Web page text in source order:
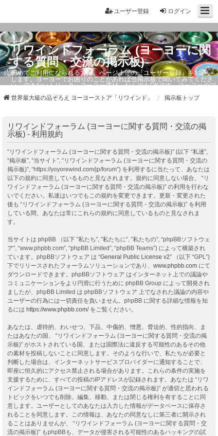
ログイン
ユーザー登録
リワインドフォーラム (ヨーヨーに関
する質問・交流の掲示板)
初めてご利用になられる方は、ページ上部の『ユーザー登録』をお願い
します。ヨーヨーでお困りのことがあれば当掲示板で聞いてみてくださ
い。できないトリック・ヨーヨー選び、なんでもOKです。ヨーヨーのプ
世界最大級の品ぞろえ ヨーヨーストア「リワインド」 掲示板トップ
リワインドフォーラム (ヨーヨーに関する質問・交流の掲
示板) - 利用規約
“リワインドフォーラム (ヨーヨーに関する質問・交流の掲示板)” (以下 “私達”,
“掲示板”, “当サイト”, “リワインドフォーラム (ヨーヨーに関する質問・交流の
掲示板)”, “https://yoyorewind.com/jp/forum”) を利用するに当たって、あなたは
以下の規約に同意しているものと見なされます。規約に同意しない場合、 “リ
ワインドフォーラム (ヨーヨーに関する質問・交流の掲示板)” の利用を行わな
いでください。私達はいつでもこの規約を変更できます。更新・変更された
後も “リワインドフォーラム (ヨーヨーに関する質問・交流の掲示板)” を利用
している間、あなたは常にこれらの規約に同意しているものと見なされま
す。
当サイトは phpBB （以下 ”私たち”, ”私たちに”, ”私たちの”, “phpBBソフトウェ
ア”, “www.phpbb.com”, “phpBB Limited”, “phpBB Teams”) によって構築され
ています。phpBBソフトウェア は “General Public License v2” （以下 “GPL”)
下でリリースされたフォーラムソリューションであり、 www.phpbb.com にて
ダウンロードできます。phpBBソフトウェア はインターネット上での議論や
コミュニケーションをより円滑に行うために phpBB Group によって開発され
ましたが、phpBB Limited は phpBBソフトウェア 上でなされた議論の内容や
ユーザーの行為には一切責任を負いません。phpBB に関する詳細な情報を知
るには https://www.phpbb.com/をご覧ください。
あなたは、虐待的、わいせつ、下品、中傷的、憎悪、脅迫的、性的指向、ま
たはあなたの国、 “リワインドフォーラム (ヨーヨーに関する質問・交流の掲
示板)” がホストされている国、または国際法に違反する可能性のあるその他
の素材を投稿しないことに同意します。そのような行いで、私たちが必要と
判断した場合は、インターネットサービスプロバイダーに通知することで、
即座に恒久的にアクセス禁止される場合があります。これらの条件の実施を
支援するために、すべての投稿のIPアドレスが記録されます。あなたは “リワ
インドフォーラム (ヨーヨーに関する質問・交流の掲示板)” が適切と思われる
トピックをいつでも削除、編集、移動、または閉じる権利を有することに同
意します。ユーザーとしてのあなたは入力した情報がデータベースに保存さ
れることを同意します。この情報は、あなたの同意なしに第三者に開示され
ることはありませんが、 “リワインドフォーラム (ヨーヨーに関する質問・交
流の掲示板)” もphpBBも、データが侵害される可能性のあるハッキングの試